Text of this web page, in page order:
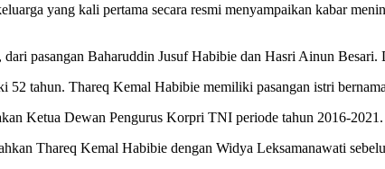
yang kali pertama secara resmi menyampaikan kabar
pasangan Baharuddin Jusuf Habibie dan Hasri Ainun Besari.
52 tahun. Thareq Kemal Habibie memiliki pasangan istri
Ketua Dewan Pengurus Korpri TNI periode tahun 2016-
Thareq Kemal Habibie dengan Widya Leksamanawati